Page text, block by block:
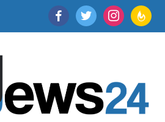
facebooktwitter instagram